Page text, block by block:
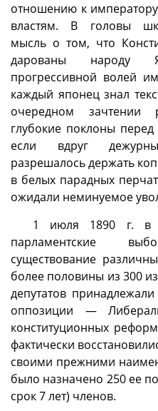
отношению к
властям. В головы
мысль о том, что
дарованы народу
прогрессивной волей
каждый японец знал
очередном зачтении
глубокие поклоны
если вдруг
разрешалось держать
в белых парадных
ожидали неминуемое
1 июля 1890 г. в
парламентские
существование
более половины из 300
депутатов
оппозиции —
конституционных
фактически
своими прежними
было назначено 250 ее
срок 7 лет) членов.